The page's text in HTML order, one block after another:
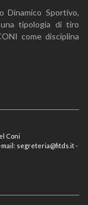
Dinamico Sportivo,
una tipologia di tiro
come disciplina
Coni
mail: segreteria@fitds.it -